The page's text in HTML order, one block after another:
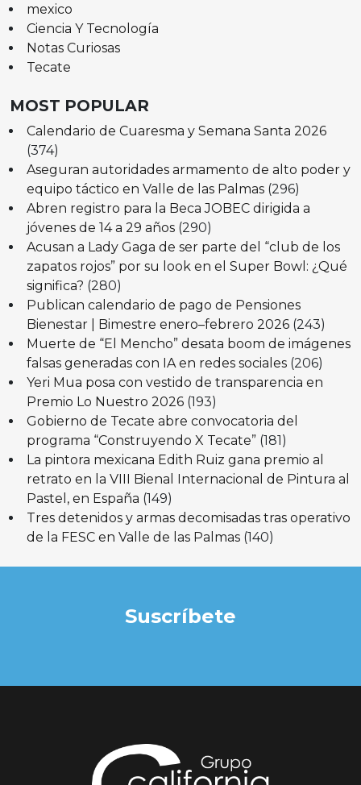
mexico
Ciencia Y Tecnología
Notas Curiosas
Tecate
MOST POPULAR
Calendario de Cuaresma y Semana Santa 2026
(374)
Aseguran autoridades armamento de alto poder y
equipo táctico en Valle de las Palmas (296)
Abren registro para la Beca JOBEC dirigida a
jóvenes de 14 a 29 años (290)
Acusan a Lady Gaga de ser parte del “club de los
zapatos rojos” por su look en el Super Bowl: ¿Qué
significa? (280)
Publican calendario de pago de Pensiones
Bienestar | Bimestre enero–febrero 2026 (243)
Muerte de “El Mencho” desata boom de imágenes
falsas generadas con IA en redes sociales (206)
Yeri Mua posa con vestido de transparencia en
Premio Lo Nuestro 2026 (193)
Gobierno de Tecate abre convocatoria del
programa “Construyendo X Tecate” (181)
La pintora mexicana Edith Ruiz gana premio al
retrato en la VIII Bienal Internacional de Pintura al
Pastel, en España (149)
Tres detenidos y armas decomisadas tras operativo
de la FESC en Valle de las Palmas (140)
Suscríbete